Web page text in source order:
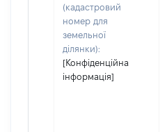
(кадастровий
номер для
земельної
ділянки):
[Конфіденційна
інформація]